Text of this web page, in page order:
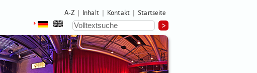
A-Z Inhalt Kontakt Startseite